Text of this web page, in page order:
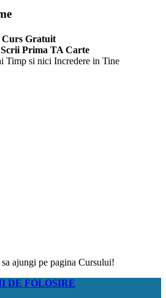
Curs Gratuit
Prima TA Carte
Timp si nici Incredere in Tine
sa ajungi pe pagina Cursului!
DE FOLOSIRE